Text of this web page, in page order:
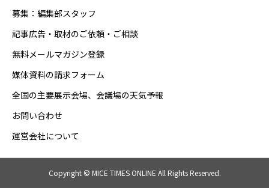
募集：編集部スタッフ
記事広告・取材のご依頼・ご相談
無料メールマガジン登録
媒体資料の請求フォーム
全国の主要展示会場、会議場の天気予報
お問い合わせ
運営会社について
Copyright © MICE TIMES ONLINE All Rights Reserved.